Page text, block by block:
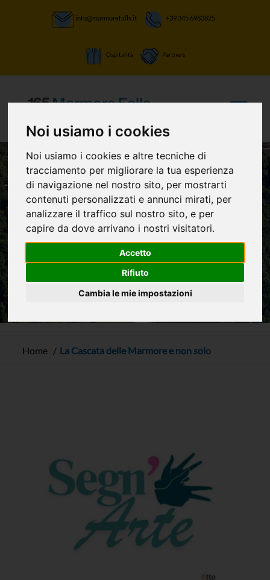
Noi usiamo i cookies
Noi usiamo i cookies e altre tecniche di
tracciamento per migliorare la tua esperienza
di navigazione nel nostro sito, per mostrarti
contenuti personalizzati e annunci mirati, per
analizzare il traffico sul nostro sito, e per
capire da dove arrivano i nostri visitatori.
Accetto
Rifiuto
Cambia le mie impostazioni
info@marmorefalls.it +39 345 6983825
Ospitalità Partners
LASCIATI STUPIRE:
La Cascata delle
Marmore e non
solo
Home La Cascata delle Marmore e non solo